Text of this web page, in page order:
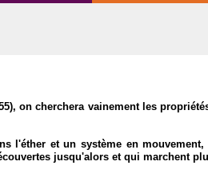
on cherchera vainement les
l'éther et un système en
jusqu'alors et qui marchent